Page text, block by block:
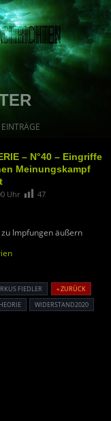
– N°40 – Eingriffe
Meinungskampf
Uhr 47
Impfungen äußern
FIEDLER
« ZURÜCK
WIDERSTAND2020